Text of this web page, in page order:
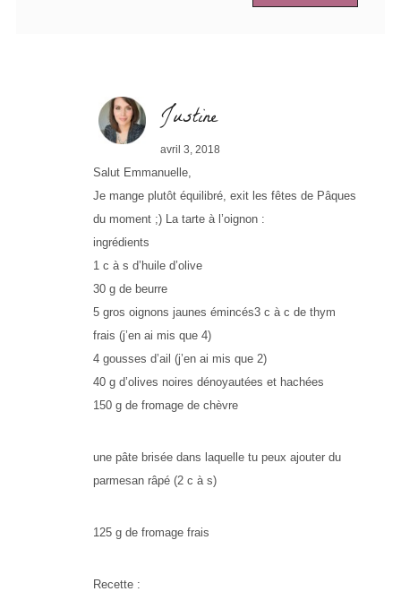
Justine
avril 3, 2018
Salut Emmanuelle,
Je mange plutôt équilibré, exit les fêtes de Pâques
du moment ;) La tarte à l’oignon :
ingrédients
1 c à s d’huile d’olive
30 g de beurre
5 gros oignons jaunes émincés3 c à c de thym
frais (j’en ai mis que 4)
4 gousses d’ail (j’en ai mis que 2)
40 g d’olives noires dénoyautées et hachées
150 g de fromage de chèvre
une pâte brisée dans laquelle tu peux ajouter du
parmesan râpé (2 c à s)
125 g de fromage frais
Recette :